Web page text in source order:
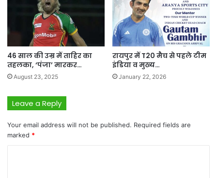
46 साल की उम्र में ताहिर का
तहलका, ‘पंजा’ मारकर…
August 23, 2025
रायपुर में T20 मैच से पहले टीम
इंडिया व मुख्य…
January 22, 2026
Leave a Reply
Your email address will not be published. Required fields are
marked *